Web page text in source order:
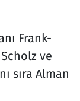
Frank-
ve
sıra Alman